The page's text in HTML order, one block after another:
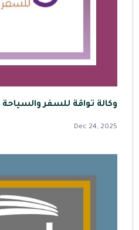
وكالة تواقة للسفر والسياحة
Dec 24, 2025